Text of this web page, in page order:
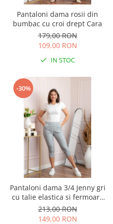
Pantaloni dama rosii din
bumbac cu croi drept Cara
179,00 RON
109,00 RON
IN STOC
-30%
Pantaloni dama 3/4 Jenny gri
cu talie elastica si fermoare
decorative
213,00 RON
149,00 RON